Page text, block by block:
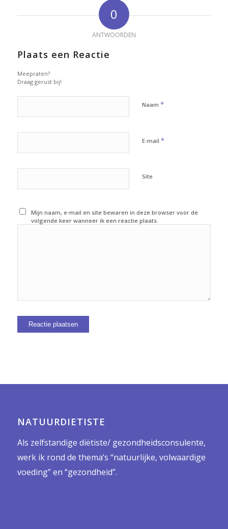
0
ANTWOORDEN
Plaats een Reactie
Meepraten?
Draag gerust bij!
Naam *
E-mail *
Site
Mijn naam, e-mail en site bewaren in deze browser voor de
volgende keer wanneer ik een reactie plaats.
NATUURDIETISTE
Als zelfstandige diëtiste/ gezondheidsconsulente,
werk ik rond de thema’s “natuurlijke, volwaardige
voeding” en “gezondheid”.